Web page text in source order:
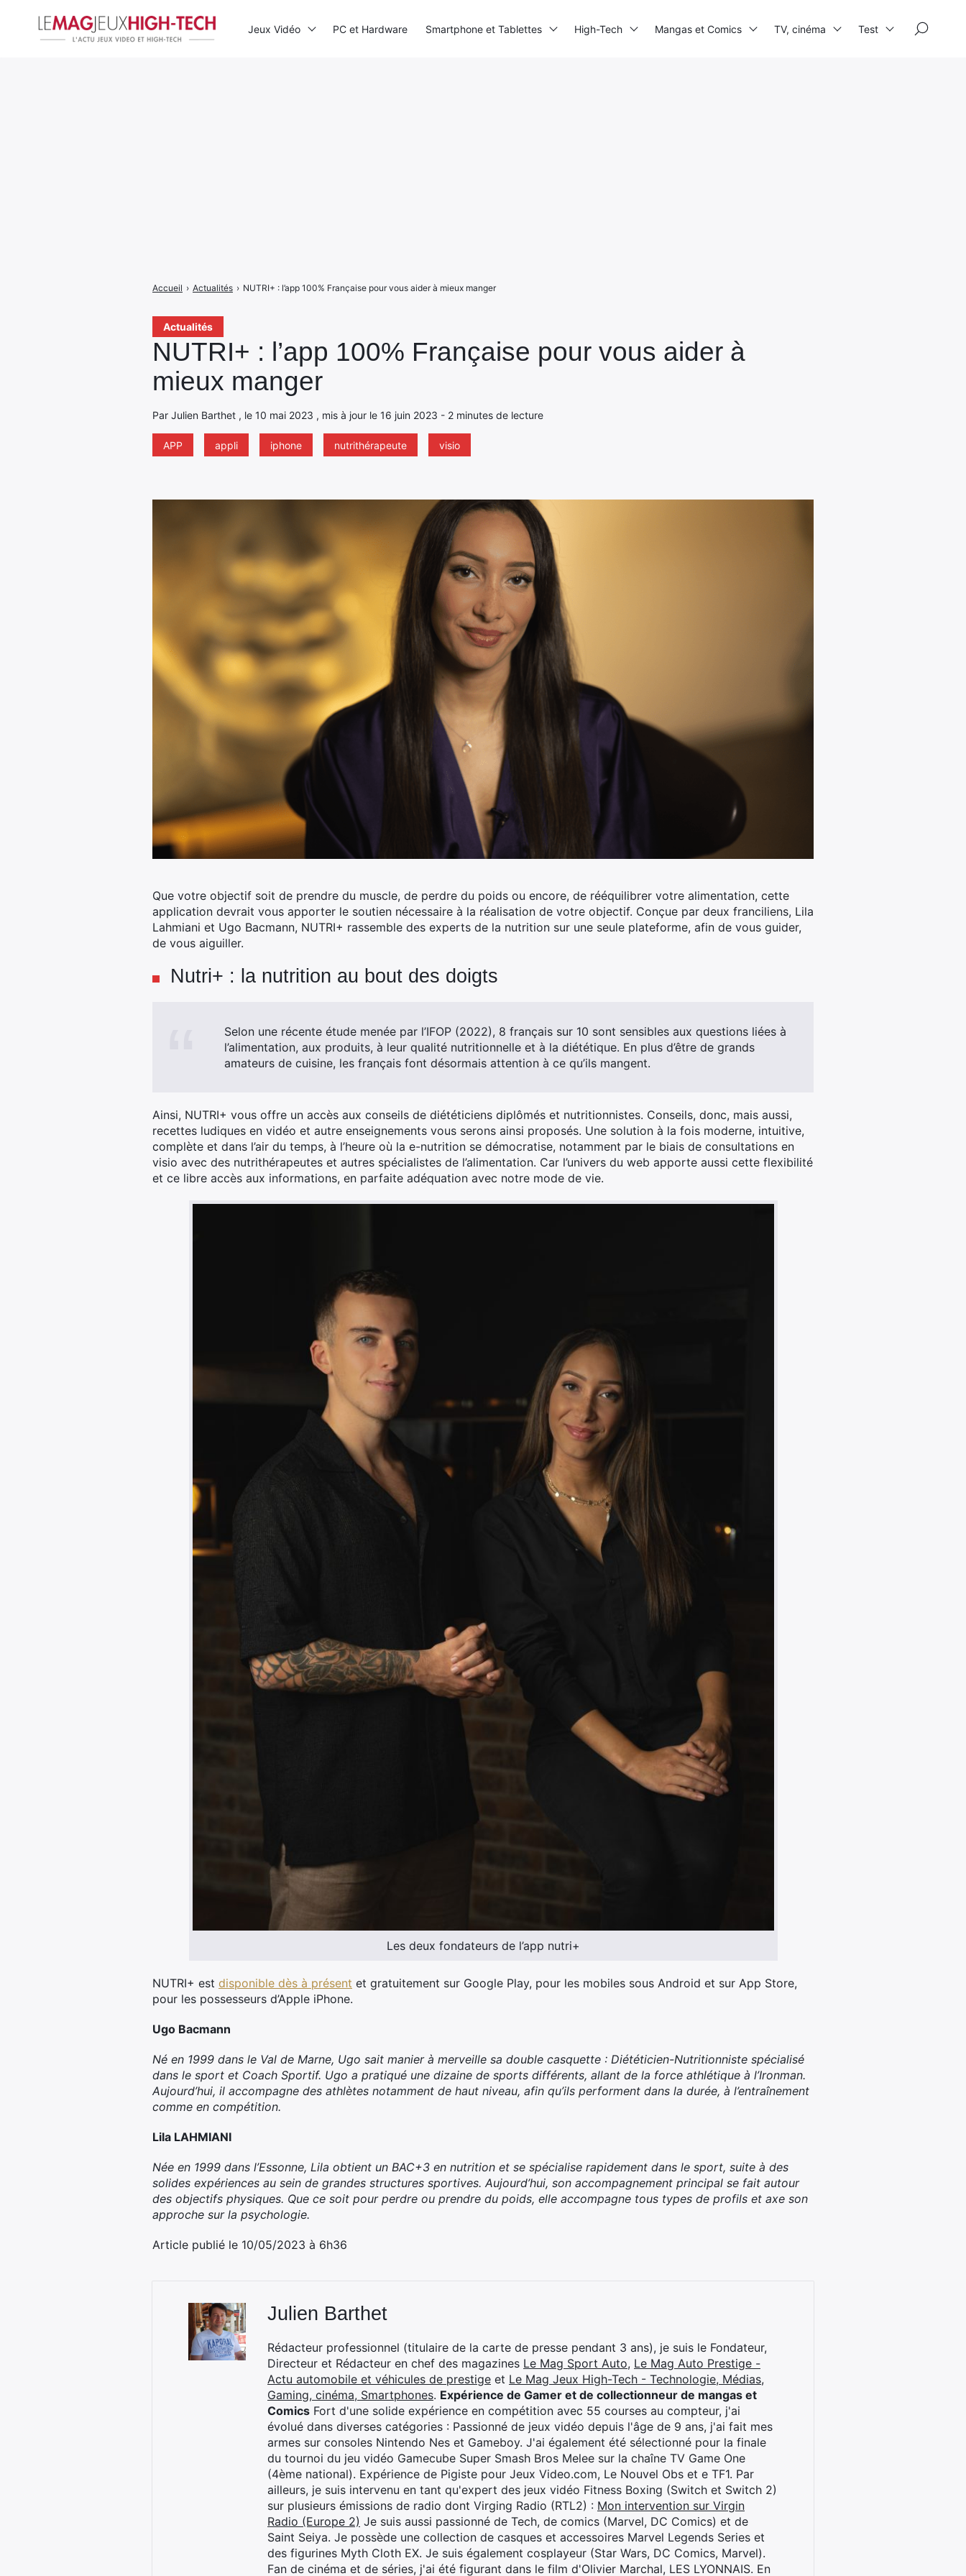
Actualités
NUTRI+ : l’app 100% Française pour vous aider à
mieux manger
Par Julien Barthet , le 10 mai 2023 , mis à jour le 16 juin 2023 - 2 minutes de lecture
APP appli iphone nutrithérapeute visio
Accueil › Actualités › NUTRI+ : l’app 100% Française pour vous aider à mieux manger
Que votre objectif soit de prendre du muscle, de perdre du poids ou encore, de rééquilibrer votre alimentation, cette
application devrait vous apporter le soutien nécessaire à la réalisation de votre objectif. Conçue par deux franciliens, Lila
Lahmiani et Ugo Bacmann, NUTRI+ rassemble des experts de la nutrition sur une seule plateforme, afin de vous guider,
de vous aiguiller.
Nutri+ : la nutrition au bout des doigts
Selon une récente étude menée par l’IFOP (2022), 8 français sur 10 sont sensibles aux questions liées à
l’alimentation, aux produits, à leur qualité nutritionnelle et à la diététique. En plus d’être de grands
amateurs de cuisine, les français font désormais attention à ce qu’ils mangent.
Ainsi, NUTRI+ vous offre un accès aux conseils de diététiciens diplômés et nutritionnistes. Conseils, donc, mais aussi,
recettes ludiques en vidéo et autre enseignements vous serons ainsi proposés. Une solution à la fois moderne, intuitive,
complète et dans l’air du temps, à l’heure où la e-nutrition se démocratise, notamment par le biais de consultations en
visio avec des nutrithérapeutes et autres spécialistes de l’alimentation. Car l’univers du web apporte aussi cette flexibilité
et ce libre accès aux informations, en parfaite adéquation avec notre mode de vie.
Les deux fondateurs de l’app nutri+
NUTRI+ est disponible dès à présent et gratuitement sur Google Play, pour les mobiles sous Android et sur App Store,
pour les possesseurs d’Apple iPhone.
Ugo Bacmann
Né en 1999 dans le Val de Marne, Ugo sait manier à merveille sa double casquette : Diététicien-Nutritionniste spécialisé
dans le sport et Coach Sportif. Ugo a pratiqué une dizaine de sports différents, allant de la force athlétique à l’Ironman.
Aujourd’hui, il accompagne des athlètes notamment de haut niveau, afin qu’ils performent dans la durée, à l’entraînement
comme en compétition.
Lila LAHMIANI
Née en 1999 dans l’Essonne, Lila obtient un BAC+3 en nutrition et se spécialise rapidement dans le sport, suite à des
solides expériences au sein de grandes structures sportives. Aujourd’hui, son accompagnement principal se fait autour
des objectifs physiques. Que ce soit pour perdre ou prendre du poids, elle accompagne tous types de profils et axe son
approche sur la psychologie.
Article publié le 10/05/2023 à 6h36
Julien Barthet
Rédacteur professionnel (titulaire de la carte de presse pendant 3 ans), je suis le Fondateur,
Directeur et Rédacteur en chef des magazines Le Mag Sport Auto, Le Mag Auto Prestige -
Actu automobile et véhicules de prestige et Le Mag Jeux High-Tech - Technologie, Médias,
Gaming, cinéma, Smartphones. Expérience de Gamer et de collectionneur de mangas et
Comics Fort d'une solide expérience en compétition avec 55 courses au compteur, j'ai
évolué dans diverses catégories : Passionné de jeux vidéo depuis l'âge de 9 ans, j'ai fait mes
armes sur consoles Nintendo Nes et Gameboy. J'ai également été sélectionné pour la finale
du tournoi du jeu vidéo Gamecube Super Smash Bros Melee sur la chaîne TV Game One
(4ème national). Expérience de Pigiste pour Jeux Video.com, Le Nouvel Obs et e TF1. Par
ailleurs, je suis intervenu en tant qu'expert des jeux vidéo Fitness Boxing (Switch et Switch 2)
sur plusieurs émissions de radio dont Virging Radio (RTL2) : Mon intervention sur Virgin
Radio (Europe 2) Je suis aussi passionné de Tech, de comics (Marvel, DC Comics) et de
Saint Seiya. Je possède une collection de casques et accessoires Marvel Legends Series et
des figurines Myth Cloth EX. Je suis également cosplayeur (Star Wars, DC Comics, Marvel).
Fan de cinéma et de séries, j'ai été figurant dans le film d'Olivier Marchal, LES LYONNAIS. En
Jeux Vidéo PC et Hardware Smartphone et Tablettes High-Tech Mangas et Comics TV, cinéma Test